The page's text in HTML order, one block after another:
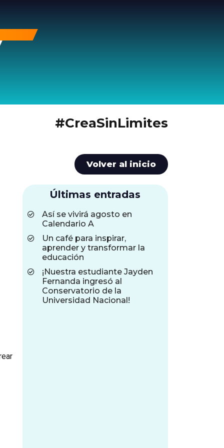
#CreaSinLimites
Volver al inicio
Últimas entradas
Así se vivirá agosto en
Calendario A
Un café para inspirar,
aprender y transformar la
educación
¡Nuestra estudiante Jayden
Fernanda ingresó al
Conservatorio de la
Universidad Nacional!